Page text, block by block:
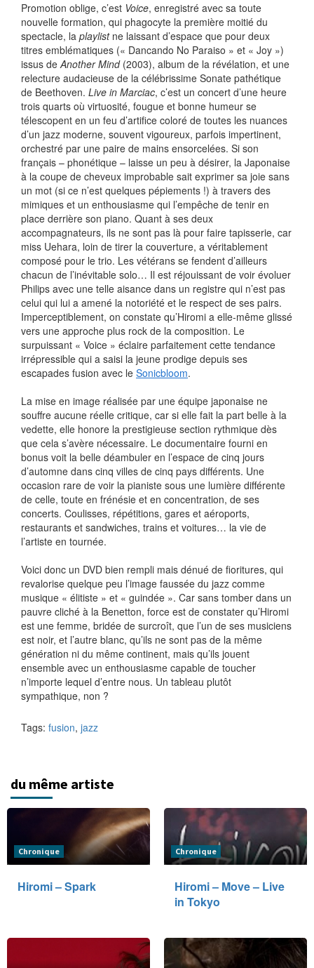
Promotion oblige, c’est Voice, enregistré avec sa toute
nouvelle formation, qui phagocyte la première moitié du
spectacle, la playlistne laissant d’espace que pour deux
titres emblématiques (« Dancando No Paraiso » et « Joy »)
issus deAnother Mind(2003), album de la révélation, et une
relecture audacieuse de la célébrissime Sonate pathétique
de Beethoven. Live in Marciac, c’est un concert d’une heure
trois quarts où virtuosité, fougue et bonne humeur se
télescopent en un feu d’artifice coloré de toutes les nuances
d’un jazz moderne, souvent vigoureux, parfois impertinent,
orchestré par une paire de mains ensorcelées. Si son
français – phonétique – laisse un peu à désirer, la Japonaise
à la coupe de cheveux improbable sait exprimer sa joie sans
un mot (si ce n’est quelques pépiements !) à travers des
mimiques et un enthousiasme qui l’empêche de tenir en
place derrière son piano. Quant à ses deux
accompagnateurs, ils ne sont pas là pour faire tapisserie, car
miss Uehara, loin de tirer la couverture, a véritablement
composé pour le trio. Les vétérans se fendent d’ailleurs
chacun de l’inévitable solo… Il est réjouissant de voir évoluer
Philips avec une telle aisance dans un registre qui n’est pas
celui qui lui a amené la notoriété et le respect de ses pairs.
Imperceptiblement, on constate qu’Hiromi a elle-même glissé
vers une approche plus rock de la composition. Le
surpuissant « Voice » éclaire parfaitement cette tendance
irrépressible qui a saisi la jeune prodige depuis ses
escapades fusion avec le Sonicbloom.
La mise en image réalisée par une équipe japonaise ne
souffre aucune réelle critique, car si elle fait la part belle à la
vedette, elle honore la prestigieuse section rythmique dès
que cela s’avère nécessaire. Le documentaire fourni en
bonus voit la belle déambuler en l’espace de cinq jours
d’automne dans cinq villes de cinq pays différents. Une
occasion rare de voir la pianiste sous une lumière différente
de celle, toute en frénésie et en concentration, de ses
concerts. Coulisses, répétitions, gares et aéroports,
restaurants et sandwiches, trains et voitures… la vie de
l’artiste en tournée.
Voici donc un DVD bien rempli mais dénué de fioritures, qui
revalorise quelque peu l’image faussée du jazz comme
musique « élitiste » et « guindée ». Car sans tomber dans un
pauvre cliché à la Benetton, force est de constater qu’Hiromi
est une femme, bridée de surcroît, que l’un de ses musiciens
est noir, et l’autre blanc, qu’ils ne sont pas de la même
génération ni du même continent, mais qu’ils jouent
ensemble avec un enthousiasme capable de toucher
n’importe lequel d’entre nous. Un tableau plutôt
sympathique, non ?
Tags: fusion, jazz
du même artiste
Chronique
Hiromi – Spark
Chronique
Hiromi – Move – Live
in Tokyo